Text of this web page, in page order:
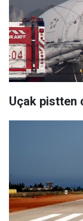
Uçak pistten